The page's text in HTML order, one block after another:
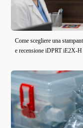
Come scegliere una
e recensione iDPRT iE2X-H